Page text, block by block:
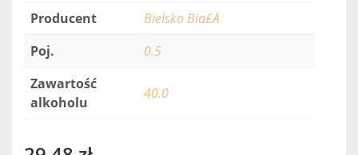
Producent
Bielsko Bia£A
Poj.
0.5
Zawartość
alkoholu
40.0